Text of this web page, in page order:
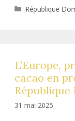
Catégories
République
L’Europe,
cacao en
République
31 mai 2025